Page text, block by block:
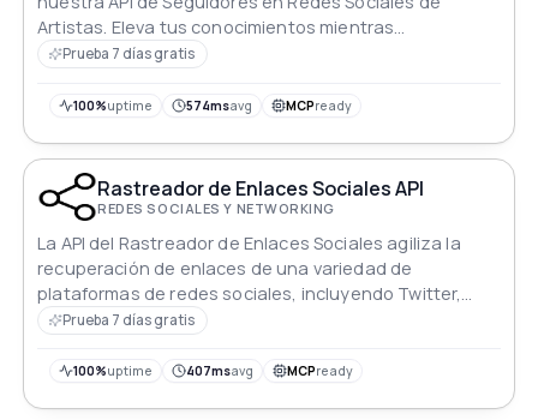
Artistas. Eleva tus conocimientos mientras
entregamos sin problemas datos en tiempo real sobre
Facebook, TikTok, Instagram, YouTube, Spotify y
digital y potencia tus estrategias creativas como
nunca antes.
Prueba 7 días gratis
100%uptime 574msavg MCPready
Rastreador de Enlaces Sociales API
REDES SOCIALES Y NETWORKING
La API del Rastreador de Enlaces Sociales agiliza la
recuperación de enlaces de una variedad de
plataformas de redes sociales, incluyendo Twitter,
Instagram y Facebook.
Prueba 7 días gratis
100%uptime 407msavg MCPready